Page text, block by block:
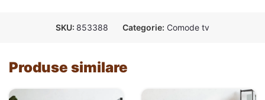
SKU: 853388 Categorie: Comode tv
Produse similare